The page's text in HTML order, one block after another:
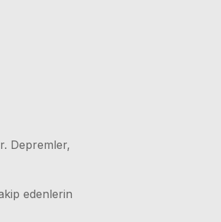
Depremler,
edenlerin